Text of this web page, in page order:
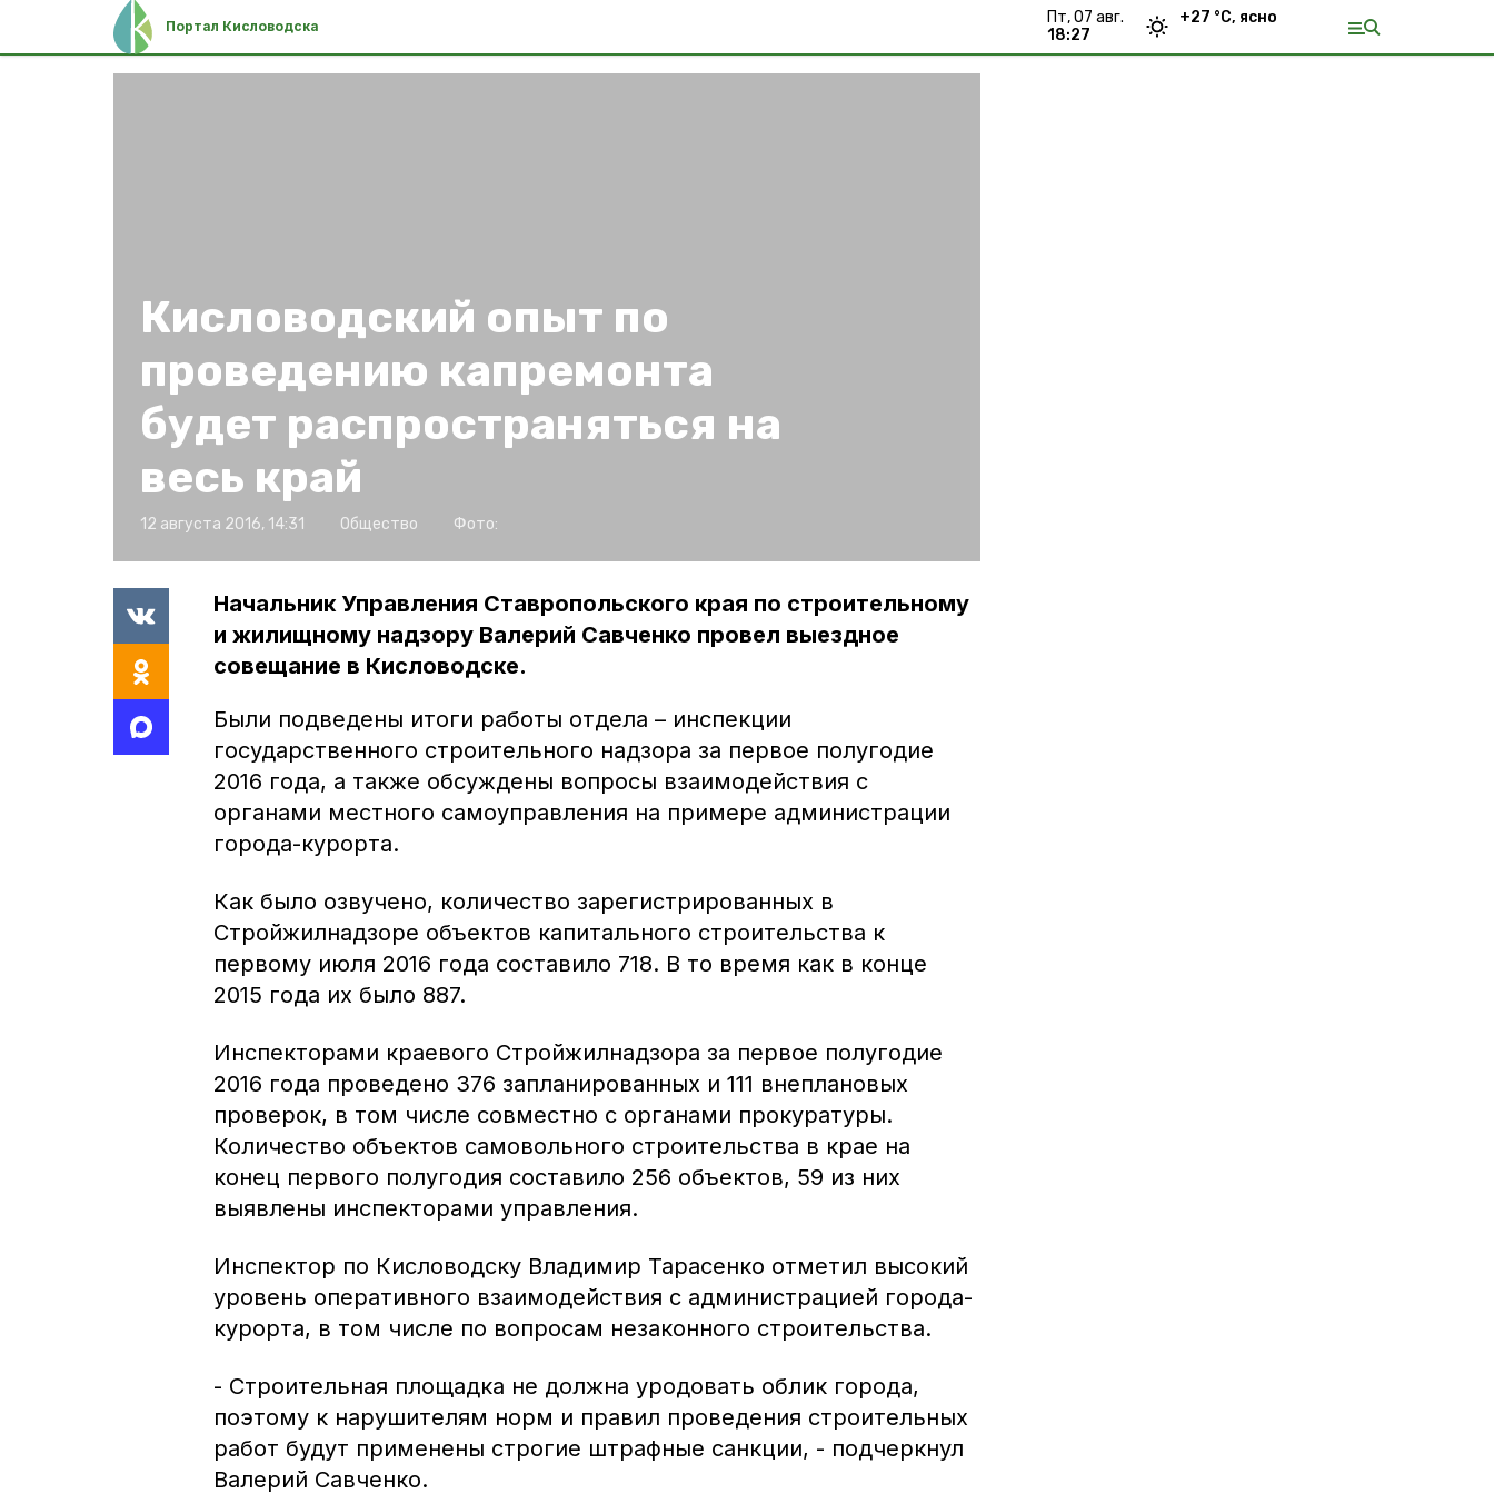
Портал Кисловодска
пт, 07 авг.
18:27
+27 °С, ясно
Кисловодский опыт по
проведению капремонта
будет распространяться на
весь край
12 августа 2016, 14:31 Общество Фото:
Начальник Управления Ставропольского края по строительному
и жилищному надзору Валерий Савченко провел выездное
совещание в Кисловодске.
Были подведены итоги работы отдела – инспекции
государственного строительного надзора за первое полугодие
2016 года, а также обсуждены вопросы взаимодействия с
органами местного самоуправления на примере администрации
города-курорта.
Как было озвучено, количество зарегистрированных в
Стройжилнадзоре объектов капитального строительства к
первому июля 2016 года составило 718. В то время как в конце
2015 года их было 887.
Инспекторами краевого Стройжилнадзора за первое полугодие
2016 года проведено 376 запланированных и 111 внеплановых
проверок, в том числе совместно с органами прокуратуры.
Количество объектов самовольного строительства в крае на
конец первого полугодия составило 256 объектов, 59 из них
выявлены инспекторами управления.
Инспектор по Кисловодску Владимир Тарасенко отметил высокий
уровень оперативного взаимодействия с администрацией города-
курорта, в том числе по вопросам незаконного строительства.
- Строительная площадка не должна уродовать облик города,
поэтому к нарушителям норм и правил проведения строительных
работ будут применены строгие штрафные санкции, - подчеркнул
Валерий Савченко.